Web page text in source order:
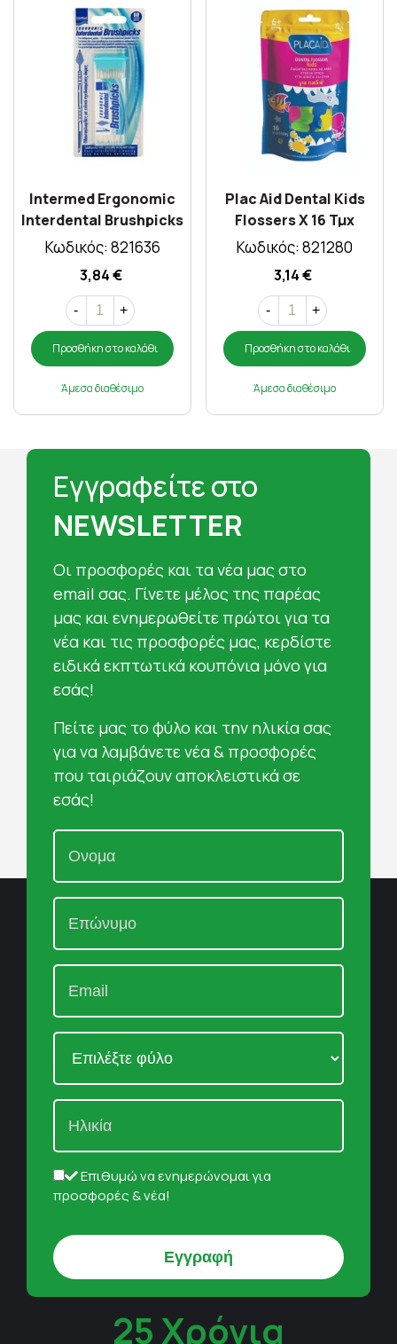
Intermed Ergonomic
Interdental Brushpicks
60 Picks
Κωδικός: 821636
3,84 €
- +
Προσθήκη στο καλάθι
Άμεσα διαθέσιμο
Plac Aid Dental Kids
Flossers X 16 Τμχ
Κωδικός: 821280
3,14 €
- +
Προσθήκη στο καλάθι
Άμεσα διαθέσιμο
Εγγραφείτε στο
NEWSLETTER
Oι προσφορές και τα νέα μας στο
email σας. Γίνετε μέλος της παρέας
μας και ενημερωθείτε πρώτοι για τα
νέα και τις προσφορές μας, κερδίστε
ειδικά εκπτωτικά κουπόνια μόνο για
εσάς!
Πείτε μας το φύλο και την ηλικία σας
για να λαμβάνετε νέα & προσφορές
που ταιριάζουν αποκλειστικά σε
εσάς!
Επιθυμώ να ενημερώνομαι για
προσφορές & νέα!
25 Χρόνια